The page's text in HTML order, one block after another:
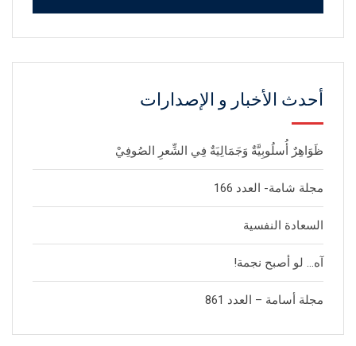
أحدث الأخبار و الإصدارات
ظَوَاهِرٌ أُسلُوبِيَّةٌ وَجَمَالِيَةٌ فِي الشِّعرِ الصُوفِيْ
مجلة شامة- العدد 166
السعادة النفسية
آه… لو أصبح نجمة!
مجلة أسامة – العدد 861